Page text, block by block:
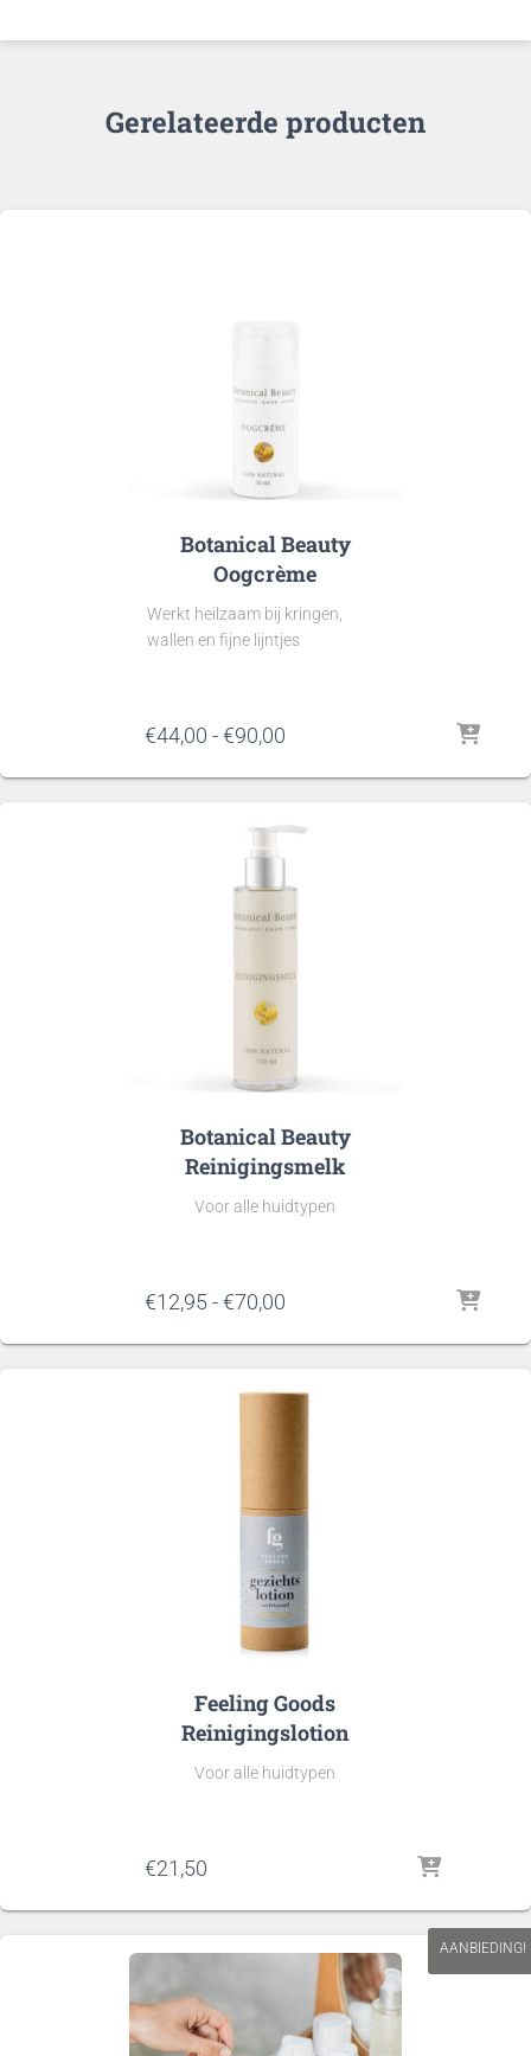
Gerelateerde producten
Botanical Beauty
Oogcrème
Werkt heilzaam bij kringen,
wallen en fijne lijntjes
€44,00 -€90,00
tot
Botanical Beauty
Reinigingsmelk
Voor alle huidtypen
€12,95-€70,00
tot
Feeling Goods
Reinigingslotion
Voor alle huidtypen
€21,50
AANBIEDING!